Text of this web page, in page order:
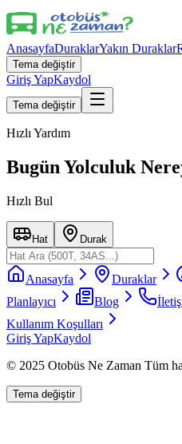
AnasayfaDuraklarYakın Duraklar
Tema değiştir
Giriş YapKaydol
Tema değiştir
Hızlı Yardım
Bugün Yolculuk
Hızlı Bul
Hat Durak
Anasayfa Duraklar
Planlayıcı
Blog
Kullanım Koşulları
Giriş YapKaydol
© 2025 Otobüs Ne Zaman Tüm
Tema değiştir